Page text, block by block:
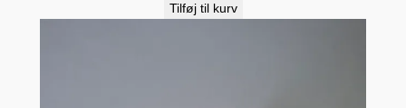
Tilføj til kurv